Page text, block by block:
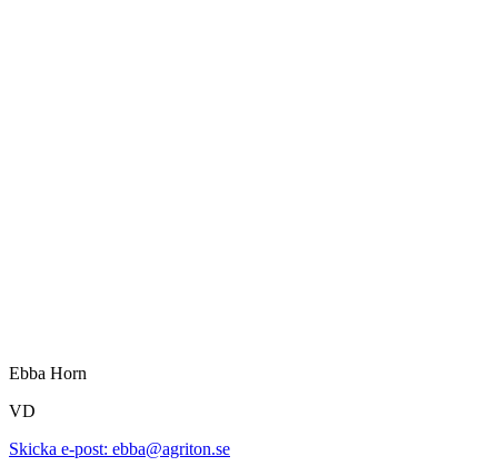
Ebba Horn
VD
Skicka e-post: ebba@agriton.se